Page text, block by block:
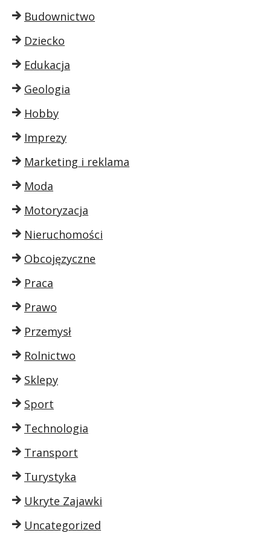
Budownictwo
Dziecko
Edukacja
Geologia
Hobby
Imprezy
Marketing i reklama
Moda
Motoryzacja
Nieruchomości
Obcojęzyczne
Praca
Prawo
Przemysł
Rolnictwo
Sklepy
Sport
Technologia
Transport
Turystyka
Ukryte Zajawki
Uncategorized